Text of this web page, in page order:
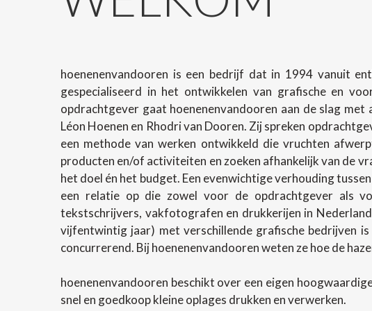
hoenenenvandooren is een bedrijf dat in 1994 vanuit
gespecialiseerd in het ontwikkelen van grafische en
opdrachtgever gaat hoenenenvandooren aan de slag
Léon Hoenen en Rhodri van Dooren. Zij spreken
een methode van werken ontwikkeld die vruchten
producten en/of activiteiten en zoeken afhankelijk van de
het doel én het budget. Een evenwichtige verhouding
een relatie op die zowel voor de opdrachtgever als
tekstschrijvers, vakfotografen en drukkerijen in
vijfentwintig jaar) met verschillende grafische bedrijven
concurrerend. Bij hoenenenvandooren weten ze hoe de
hoenenenvandooren beschikt over een eigen
snel en goedkoop kleine oplages drukken en verwerken.